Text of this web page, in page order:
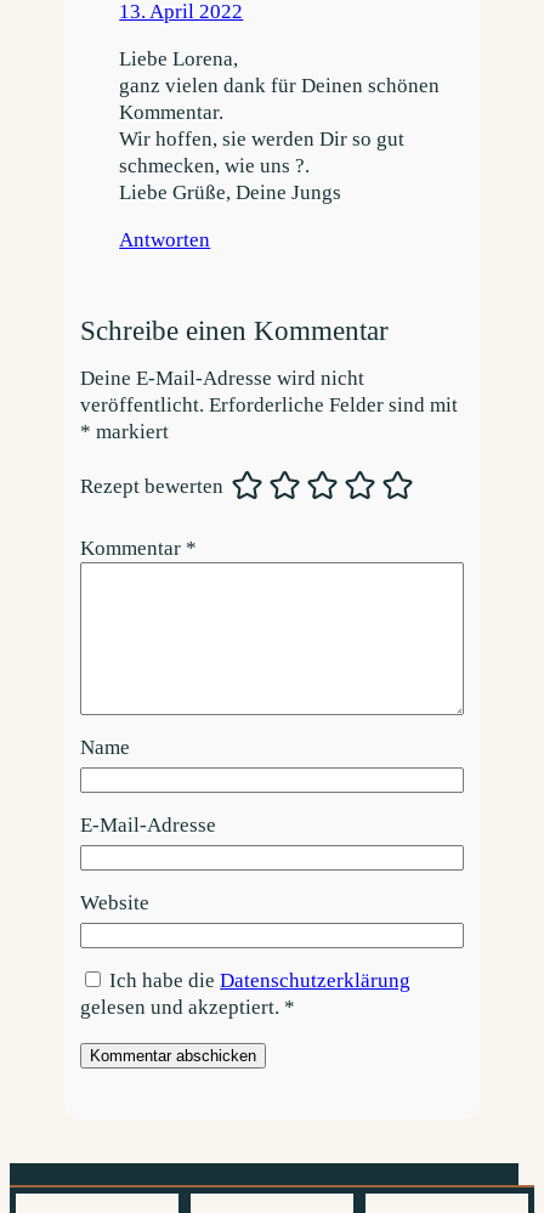
13. April 2022
Liebe Lorena,
ganz vielen dank für Deinen schönen
Kommentar.
Wir hoffen, sie werden Dir so gut
schmecken, wie uns ?.
Liebe Grüße, Deine Jungs
Antworten
Schreibe einen Kommentar
Deine E-Mail-Adresse wird nicht
veröffentlicht. Erforderliche Felder sind mit
* markiert
Rezept bewerten
Kommentar *
Name
E-Mail-Adresse
Website
Ich habe dieDatenschutzerklärung
gelesen und akzeptiert. *